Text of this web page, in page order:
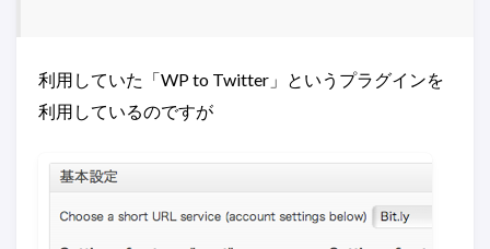
利用していた「WP to Twitter」というプラグインを
利用しているのですが